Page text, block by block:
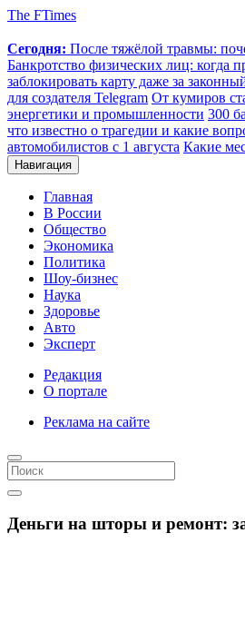
The FTimes
Сегодня: После тяжёлой травмы:
Банкротство физических лиц: когда
заблокировать карту даже за
для создателя Telegram От кумиров
энергетики и промышленности 300
что известно о трагедии и какие
автомобилистов с 1 августа Какие
Навигация
Главная
В России
Общество
Экономика
Политика
Шоу-бизнес
Наука
Здоровье
Авто
Эксперт
Редакция
О портале
Реклама на сайте
Деньги на шторы и ремонт: